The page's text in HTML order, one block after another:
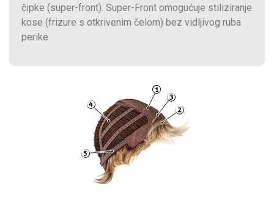
čipke (super-front). Super-Front omogućuje stiliziranje
kose (frizure s otkrivenim čelom) bez vidljivog ruba
perike.